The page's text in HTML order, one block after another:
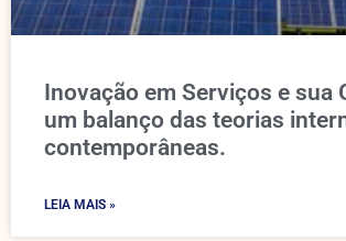
Inovação em Serviços e sua
um balanço das teorias
contemporâneas.
LEIA MAIS »